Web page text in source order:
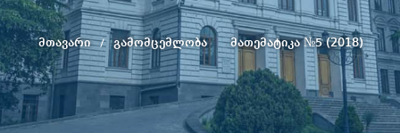
მთავარი გამომცემლობა მათემატიკა №5 (2018)